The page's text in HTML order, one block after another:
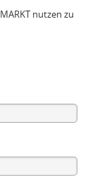
nutzen zu